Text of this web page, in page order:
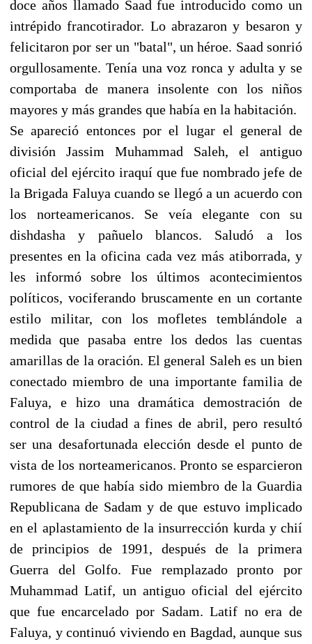
doce años llamado Saad fue introducido como un
intrépido francotirador. Lo abrazaron y besaron y
felicitaron por ser un "batal", un héroe. Saad sonrió
orgullosamente. Tenía una voz ronca y adulta y se
comportaba de manera insolente con los niños
mayores y más grandes que había en la habitación.
Se apareció entonces por el lugar el general de
división Jassim Muhammad Saleh, el antiguo
oficial del ejército iraquí que fue nombrado jefe de
la Brigada Faluya cuando se llegó a un acuerdo con
los norteamericanos. Se veía elegante con su
dishdasha y pañuelo blancos. Saludó a los
presentes en la oficina cada vez más atiborrada, y
les informó sobre los últimos acontecimientos
políticos, vociferando bruscamente en un cortante
estilo militar, con los mofletes temblándole a
medida que pasaba entre los dedos las cuentas
amarillas de la oración. El general Saleh es un bien
conectado miembro de una importante familia de
Faluya, e hizo una dramática demostración de
control de la ciudad a fines de abril, pero resultó
ser una desafortunada elección desde el punto de
vista de los norteamericanos. Pronto se esparcieron
rumores de que había sido miembro de la Guardia
Republicana de Sadam y de que estuvo implicado
en el aplastamiento de la insurrección kurda y chií
de principios de 1991, después de la primera
Guerra del Golfo. Fue remplazado pronto por
Muhammad Latif, un antiguo oficial del ejército
que fue encarcelado por Sadam. Latif no era de
Faluya, y continuó viviendo en Bagdad, aunque sus